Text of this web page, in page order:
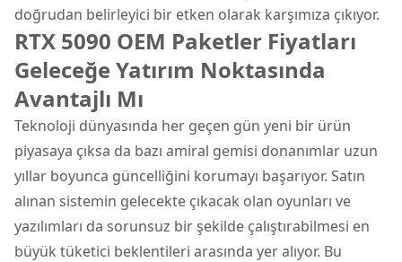
doğrudan belirleyici bir etken olarak karşımıza çıkıyor.
RTX 5090 OEM Paketler Fiyatları
Geleceğe Yatırım Noktasında
Avantajlı Mı
Teknoloji dünyasında her geçen gün yeni bir ürün
piyasaya çıksa da bazı amiral gemisi donanımlar uzun
yıllar boyunca güncelliğini korumayı başarıyor. Satın
alınan sistemin gelecekte çıkacak olan oyunları ve
yazılımları da sorunsuz bir şekilde çalıştırabilmesi en
büyük tüketici beklentileri arasında yer alıyor. Bu